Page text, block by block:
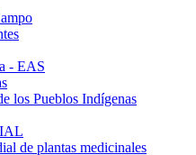
- EAS
los Pueblos Indígenas
de plantas medicinales